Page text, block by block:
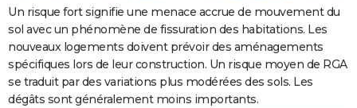
Un risque fort signifie une menace accrue de mouvement du
sol avec un phénomène de fissuration des habitations. Les
nouveaux logements doivent prévoir des aménagements
spécifiques lors de leur construction. Un risque moyen de RGA
se traduit par des variations plus modérées des sols. Les
dégâts sont généralement moins importants.